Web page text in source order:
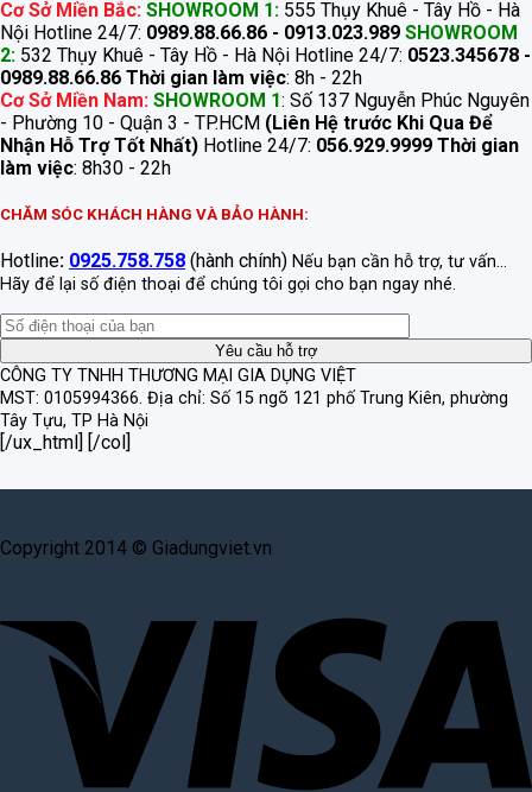
Cơ Sở Miền Bắc: SHOWROOM 1: 555 Thụy Khuê - Tây Hồ - Hà
Nội Hotline 24/7: 0989.88.66.86 - 0913.023.989 SHOWROOM
2: 532 Thụy Khuê - Tây Hồ - Hà Nội Hotline 24/7: 0523.345678 -
0989.88.66.86 Thời gian làm việc: 8h - 22h
Cơ Sở Miền Nam: SHOWROOM 1: Số 137 Nguyễn Phúc Nguyên
- Phường 10 - Quận 3 - TP.HCM (Liên Hệ trước Khi Qua Để
Nhận Hỗ Trợ Tốt Nhất) Hotline 24/7: 056.929.9999 Thời gian
làm việc: 8h30 - 22h
CHĂM SÓC KHÁCH HÀNG VÀ BẢO HÀNH:
Hotline: 0925.758.758 (hành chính) Nếu bạn cần hỗ trợ, tư vấn...
Hãy để lại số điện thoại để chúng tôi gọi cho bạn ngay nhé.
CÔNG TY TNHH THƯƠNG MẠI GIA DỤNG VIỆT
MST: 0105994366. Địa chỉ: Số 15 ngõ 121 phố Trung Kiên, phường
Tây Tựu, TP Hà Nội
[/ux_html] [/col]
Copyright 2014 © Giadungviet.vn